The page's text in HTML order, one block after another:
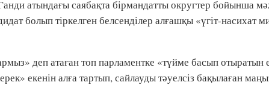
атындағы саябақта бірмандатты округтер бойынша
болып тіркелген белсенділер алғашқы «үгіт-насихат
деп атаған топ парламентке «түйме басып отыратын
екенін алға тартып, сайлауды тәуелсіз бақылаған